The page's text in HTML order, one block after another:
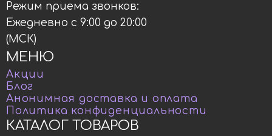
КАТАЛОГ ТОВАРОВ
МЕНЮ
Акции
Блог
Анонимная доставка и оплата
Политика конфиденциальности
Режим приема звонков:
Ежедневно с 9:00 до 20:00
(МСК)